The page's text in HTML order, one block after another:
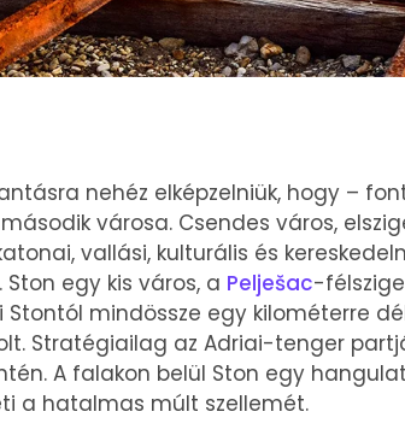
nehéz elképzelniük, hogy –
városa. Csendes város,
vallási, kulturális és
egy kis város, a Pelješac-
Stontól mindössze egy kilométerre
Stratégiailag az Adriai-tenger
A falakon belül Ston egy
a hatalmas múlt szellemét.